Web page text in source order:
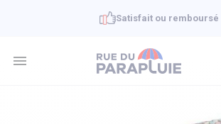
Satisfait ou remboursé
